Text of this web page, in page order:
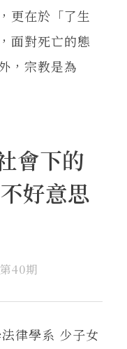
更在於「了生
面對死亡的態
，宗教是為
會下的
好意思
第40期
律學系 少子女